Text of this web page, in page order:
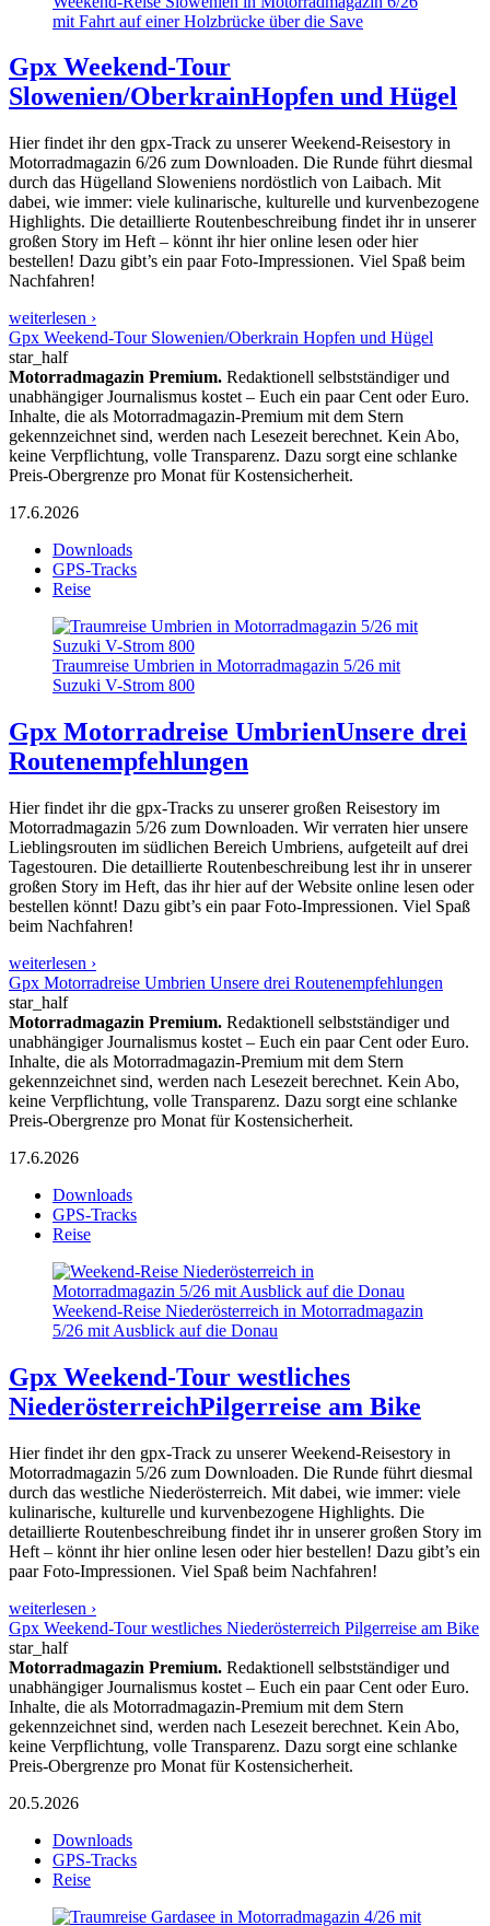
mit Fahrt auf einer Holzbrücke über die Save
Gpx Weekend-Tour
Slowenien/OberkrainHopfen und Hügel
Hier findet ihr den gpx-Track zu unserer Weekend-Reisestory in
Motorradmagazin 6/26 zum Downloaden. Die Runde führt diesmal
durch das Hügelland Sloweniens nordöstlich von Laibach. Mit
dabei, wie immer: viele kulinarische, kulturelle und kurvenbezogene
Highlights. Die detaillierte Routenbeschreibung findet ihr in unserer
großen Story im Heft – könnt ihr hier online lesen oder hier
bestellen! Dazu gibt’s ein paar Foto-Impressionen. Viel Spaß beim
Nachfahren!
weiterlesen ›
Gpx Weekend-Tour Slowenien/Oberkrain Hopfen und Hügel
star_half
Motorradmagazin Premium. Redaktionell selbstständiger und
unabhängiger Journalismus kostet – Euch ein paar Cent oder Euro.
Inhalte, die als Motorradmagazin-Premium mit dem Stern
gekennzeichnet sind, werden nach Lesezeit berechnet. Kein Abo,
keine Verpflichtung, volle Transparenz. Dazu sorgt eine schlanke
Preis-Obergrenze pro Monat für Kostensicherheit.
17.6.2026
Downloads
GPS-Tracks
Reise
Traumreise Umbrien in Motorradmagazin 5/26 mit
Suzuki V-Strom 800
Gpx Motorradreise UmbrienUnsere drei
Routenempfehlungen
Hier findet ihr die gpx-Tracks zu unserer großen Reisestory im
Motorradmagazin 5/26 zum Downloaden. Wir verraten hier unsere
Lieblingsrouten im südlichen Bereich Umbriens, aufgeteilt auf drei
Tagestouren. Die detaillierte Routenbeschreibung lest ihr in unserer
großen Story im Heft, das ihr hier auf der Website online lesen oder
bestellen könnt! Dazu gibt’s ein paar Foto-Impressionen. Viel Spaß
beim Nachfahren!
weiterlesen ›
Gpx Motorradreise Umbrien Unsere drei Routenempfehlungen
star_half
Motorradmagazin Premium. Redaktionell selbstständiger und
unabhängiger Journalismus kostet – Euch ein paar Cent oder Euro.
Inhalte, die als Motorradmagazin-Premium mit dem Stern
gekennzeichnet sind, werden nach Lesezeit berechnet. Kein Abo,
keine Verpflichtung, volle Transparenz. Dazu sorgt eine schlanke
Preis-Obergrenze pro Monat für Kostensicherheit.
17.6.2026
Downloads
GPS-Tracks
Reise
Weekend-Reise Niederösterreich in Motorradmagazin
5/26 mit Ausblick auf die Donau
Gpx Weekend-Tour westliches
NiederösterreichPilgerreise am Bike
Hier findet ihr den gpx-Track zu unserer Weekend-Reisestory in
Motorradmagazin 5/26 zum Downloaden. Die Runde führt diesmal
durch das westliche Niederösterreich. Mit dabei, wie immer: viele
kulinarische, kulturelle und kurvenbezogene Highlights. Die
detaillierte Routenbeschreibung findet ihr in unserer großen Story im
Heft – könnt ihr hier online lesen oder hier bestellen! Dazu gibt’s ein
paar Foto-Impressionen. Viel Spaß beim Nachfahren!
weiterlesen ›
Gpx Weekend-Tour westliches Niederösterreich Pilgerreise am Bike
star_half
Motorradmagazin Premium. Redaktionell selbstständiger und
unabhängiger Journalismus kostet – Euch ein paar Cent oder Euro.
Inhalte, die als Motorradmagazin-Premium mit dem Stern
gekennzeichnet sind, werden nach Lesezeit berechnet. Kein Abo,
keine Verpflichtung, volle Transparenz. Dazu sorgt eine schlanke
Preis-Obergrenze pro Monat für Kostensicherheit.
20.5.2026
Downloads
GPS-Tracks
Reise